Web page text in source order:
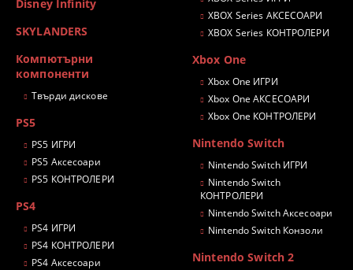
Disney Infinity
SKYLANDERS
Компютърни
компоненти
Твърди дискове
PS5
PS5 ИГРИ
PS5 Аксесоари
PS5 КОНТРОЛЕРИ
PS4
PS4 ИГРИ
PS4 КОНТРОЛЕРИ
PS4 Аксесоари
XBOX Series АКСЕСОАРИ
XBOX Series КОНТРОЛЕРИ
Xbox One
Xbox One ИГРИ
Xbox One АКСЕСОАРИ
Xbox One КОНТРОЛЕРИ
Nintendo Switch
Nintendo Switch ИГРИ
Nintendo Switch
КОНТРОЛЕРИ
Nintendo Switch Аксесоари
Nintendo Switch Конзоли
Nintendo Switch 2